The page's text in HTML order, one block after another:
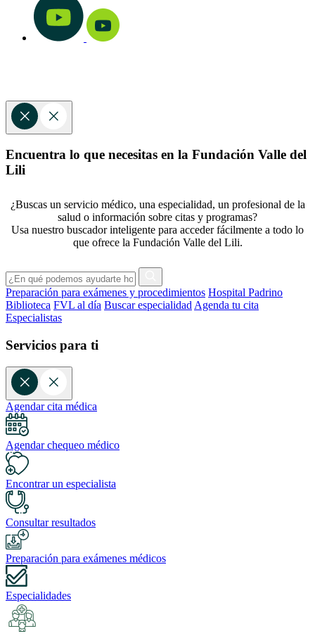
Encuentra lo que necesitas en la Fundación Valle del
Lili
¿Buscas un servicio médico, una especialidad, un profesional de la
salud o información sobre citas y programas?
Usa nuestro buscador inteligente para acceder fácilmente a todo lo
que ofrece la Fundación Valle del Lili.
Preparación para exámenes y procedimientos Hospital Padrino
Biblioteca FVL al día Buscar especialidad Agenda tu cita
Especialistas
Servicios para ti
Agendar cita médica
Agendar chequeo médico
Encontrar un especialista
Consultar resultados
Preparación para exámenes médicos
Especialidades